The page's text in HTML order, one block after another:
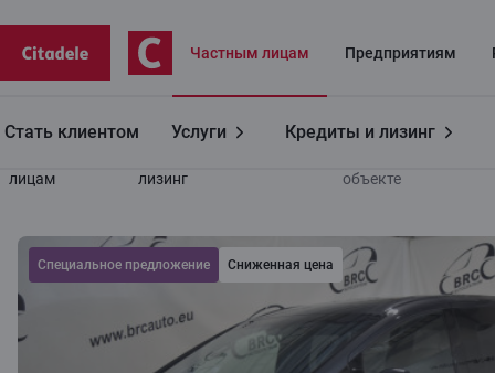
Частным лицaм Предприятиям
Стать клиентом Услуги Кредиты и лизинг
лицам
лизинг
объекте
Cпециальное предложение Сниженная цена